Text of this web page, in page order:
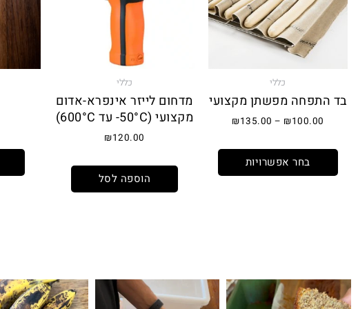
כללי
בד התפחה מפשתן מקצועי
₪100.00
–
₪135.00
בחר אפשרויות
סוגים.
ניתן
המוצר
כללי
מדחום לייזר אינפרא-אדום
מקצועי (50°C- עד 600°C)
₪120.00
הוספה לסל
קיפולים ⁨ ⁨ כשרואים בננות בשלות ישר חושבים על עוגה אני חשב לחם עם גבינת צ׳דר ופלפל חריף את השילוב
קיפול